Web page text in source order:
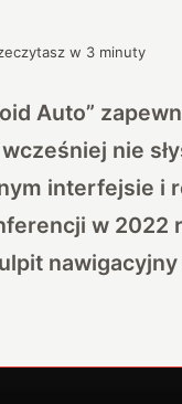
w 3 minuty
Auto”
nie
interfejsie i
w 2022